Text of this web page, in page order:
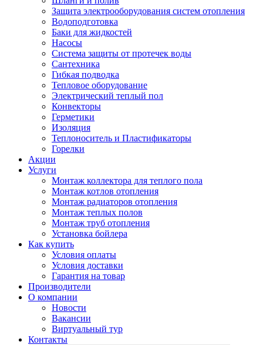
Защита электрооборудования систем отопления
Водоподготовка
Баки для жидкостей
Насосы
Система защиты от протечек воды
Сантехника
Гибкая подводка
Тепловое оборудование
Электрический теплый пол
Конвекторы
Герметики
Изоляция
Теплоноситель и Пластификаторы
Горелки
Акции
Услуги
Монтаж коллектора для теплого пола
Монтаж котлов отопления
Монтаж радиаторов отопления
Монтаж теплых полов
Монтаж труб отопления
Установка бойлера
Как купить
Условия оплаты
Условия доставки
Гарантия на товар
Производители
О компании
Новости
Вакансии
Виртуальный тур
Контакты